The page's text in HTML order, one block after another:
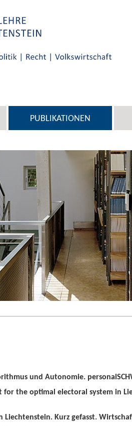
PUBLIKATIONEN
und Autonomie.
for the optimal electoral system in
Kurz gefasst.